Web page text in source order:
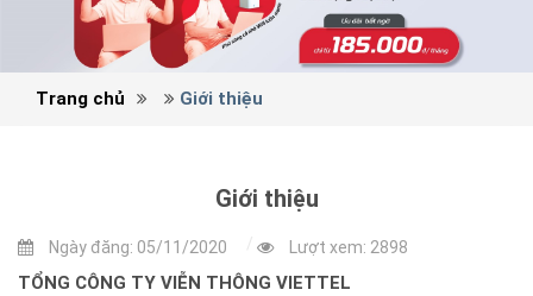
Trang chủ Giới thiệu
Giới thiệu
Ngày đăng: 05/11/2020 Lượt xem: 2898
TỔNG CÔNG TY VIỄN THÔNG VIETTEL